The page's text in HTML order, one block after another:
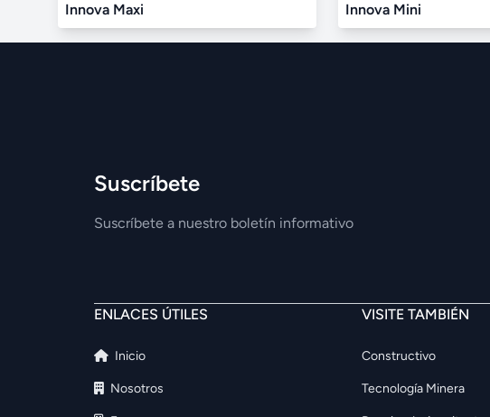
Innova Maxi Innova Mini
Suscríbete
Suscríbete a nuestro boletín informativo
ENLACES ÚTILES
Inicio
Nosotros
VISITE TAMBIÉN
Constructivo
Tecnología Minera